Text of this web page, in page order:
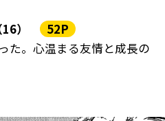
16）
52P
た。心温まる友情と成長の